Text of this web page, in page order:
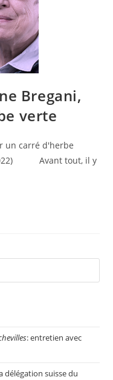
Bregani,
verte
un carré d'herbe
2022) Avant tout, il y
: entretien avec
délégation suisse du